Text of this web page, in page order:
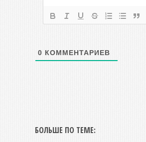
0 КОММЕНТАРИЕВ
БОЛЬШЕ ПО ТЕМЕ: